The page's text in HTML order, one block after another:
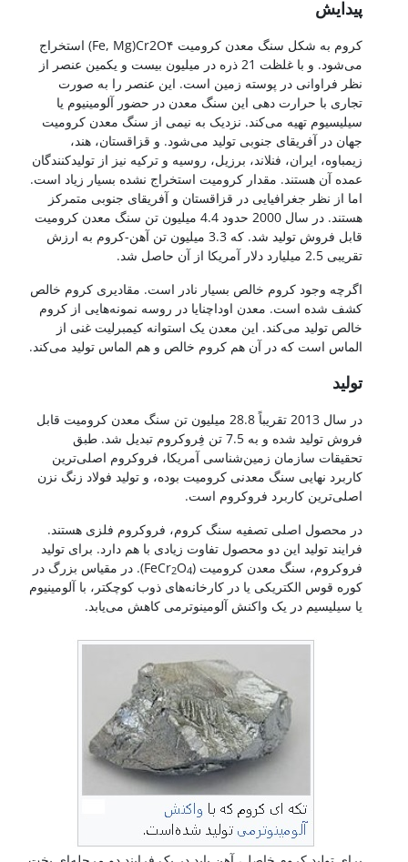
پیدایش
کروم به شکل سنگ معدن کرومیت Fe, Mg)Cr2O۴) استخراج
می‌شود. و با غلظت 21 ذره در میلیون بیست و یکمین عنصر از
نظر فراوانی در پوسته زمین است. این عنصر را به صورت
تجاری با حرارت دهی این سنگ معدن در حضور آلومینیوم یا
سیلیسیوم تهیه می‌کند. نزدیک به نیمی از سنگ معدن کرومیت
جهان در آفریقای جنوبی تولید می‌شود. و قزاقستان، هند،
زیمباوه، ایران، فنلاند، برزیل، روسیه و ترکیه نیز از تولیدکنندگان
عمده آن هستند. مقدار کرومیت استخراج نشده بسیار زیاد است.
اما از نظر جغرافیایی در قزاقستان و آفریقای جنوبی متمرکز
هستند. در سال 2000 حدود 4.4 میلیون تن سنگ معدن کرومیت
قابل فروش تولید شد. که 3.3 میلیون تن آهن-کروم به ارزش
تقریبی 2.5 میلیارد دلار آمریکا از آن حاصل شد.
اگرچه وجود کروم خالص بسیار نادر است. مقادیری کروم خالص
کشف شده است. معدن اوداچنایا در روسه نمونه‌هایی از کروم
خالص تولید می‌کند. این معدن یک استوانه کیمبرلیت غنی از
الماس است که در آن هم کروم خالص و هم الماس تولید می‌کند.
تولید
در سال 2013 تقریباً 28.8 میلیون تن سنگ معدن کرومیت قابل
فروش تولید شده و به 7.5 تن فِروکروم تبدیل شد. طبق
تحقیقات سازمان زمین‌شناسی آمریکا، فروکروم اصلی‌ترین
کاربرد نهایی سنگ معدنی کرومیت بوده، و تولید فولاد زنگ نزن
اصلی‌ترین کاربرد فروکروم است.
در محصول اصلی تصفیه سنگ کروم، فروکروم فلزی هستند.
فرایند تولید این دو محصول تفاوت زیادی با هم دارد. برای تولید
فروکروم، سنگ معدن کرومیت (FeCr
2O4
). در مقیاس بزرگ در
کوره قوس الکتریکی یا در کارخانه‌های ذوب کوچکتر، با آلومینیوم
یا سیلیسیم در یک واکنش آلومینوترمی کاهش می‌یابد.